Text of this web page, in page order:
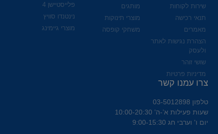
שירות לקוחות
תנאי רכישה
מאמרים
הצהרת נגישות לאתר
ולעסק
שושי זוהר
מדיניות פרטיות
מותגים
מוצרי תינוקות
משחקי קופסה
פלייסטיישן 4
נינטנדו סוויץ
מוצרי גיימינג
צרו עמנו קשר
טלפון 03-5012898
שעות פעילות א’-ה’ 10:00-20:30
יום ו' וערבי חג 9:00-15:30